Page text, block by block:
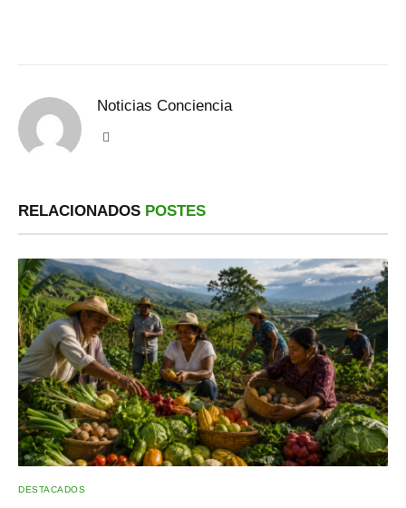
Noticias Conciencia
RELACIONADOS POSTES
DESTACADOS